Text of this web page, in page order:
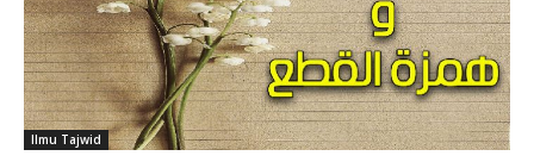
Ilmu Tajwid